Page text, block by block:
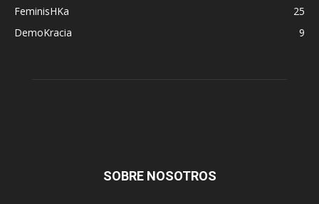
FeminisHKa
25
DemoKracia
9
SOBRE NOSOTROS